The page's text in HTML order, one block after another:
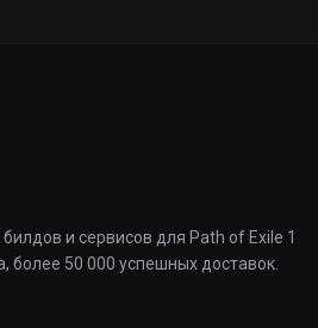
и сервисов для Path of Exile 1
более 50 000 успешных доставок.